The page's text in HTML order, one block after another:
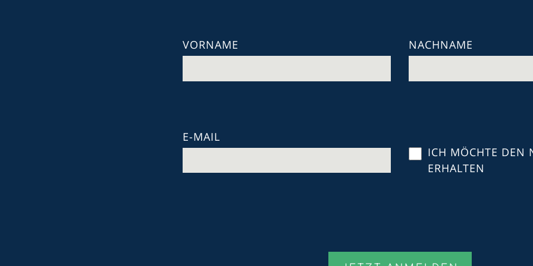
VORNAME NACHNAME
E-MAIL
ICH MÖCHTE DEN
ERHALTEN